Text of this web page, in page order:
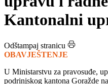
Ministarstvo
upravu i
Kantonalni
Odštampaj stranicu
OBAVJEŠTENJE